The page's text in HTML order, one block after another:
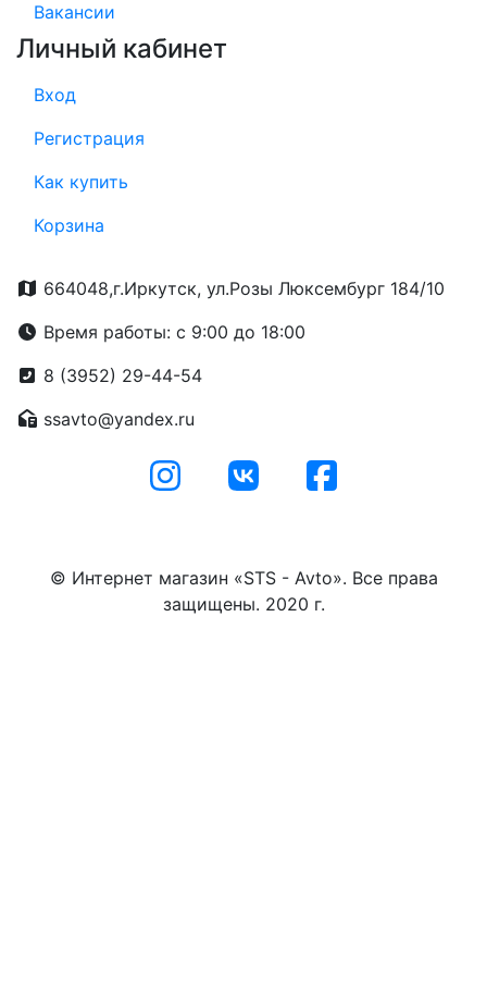
Вакансии
Личный кабинет
Вход
Регистрация
Как купить
Корзина
664048,г.Иркутск, ул.Розы Люксембург 184/10
Время работы: с 9:00 до 18:00
8 (3952) 29-44-54
ssavto@yandex.ru
© Интернет магазин «STS - Avto». Все права
защищены. 2020 г.